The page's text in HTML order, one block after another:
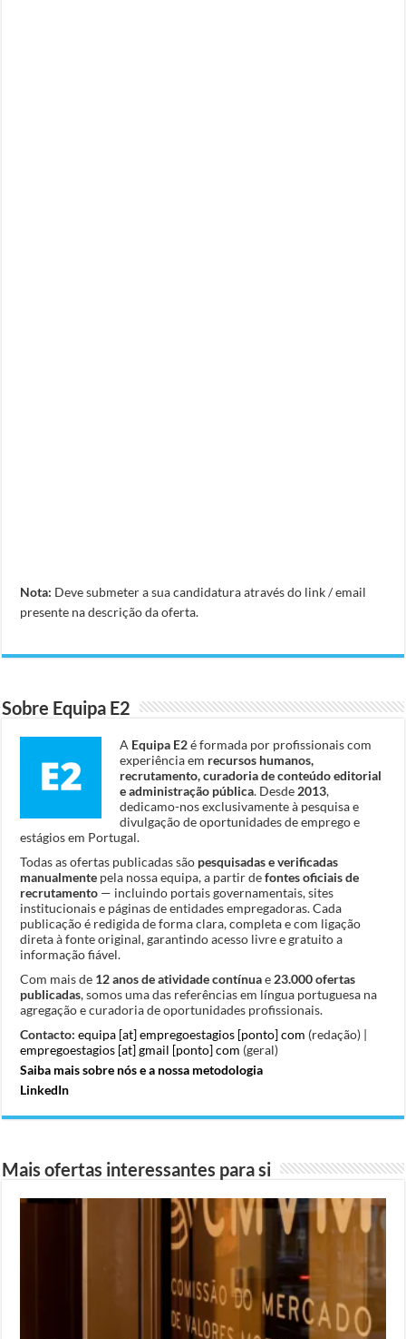
Nota: Deve submeter a sua candidatura através do link / email
presente na descrição da oferta.
Sobre Equipa E2
A Equipa E2é formada por profissionais com
experiência em recursos humanos,
recrutamento, curadoria de conteúdo editorial
e administração pública. Desde 2013,
dedicamo-nos exclusivamente à pesquisa e
divulgação de oportunidades de emprego e
estágios em Portugal.
Todas as ofertas publicadas são pesquisadas e verificadas
manualmente pela nossa equipa, a partir defontes oficiais de
recrutamento — incluindo portais governamentais, sites
institucionais e páginas de entidades empregadoras. Cada
publicação é redigida de forma clara, completa e com ligação
direta à fonte original, garantindo acesso livre e gratuito a
informação fiável.
Com mais de 12 anos de atividade contínuae 23.000 ofertas
publicadas, somos uma das referências em língua portuguesa na
agregação e curadoria de oportunidades profissionais.
Contacto: equipa [at] empregoestagios [ponto] com (redação) |
empregoestagios [at] gmail [ponto] com (geral)
Saiba mais sobre nós e a nossa metodologia
LinkedIn
Mais ofertas interessantes para si